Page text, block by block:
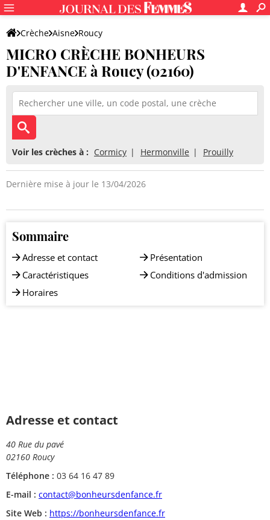
Crèche Aisne Roucy
MICRO CRÈCHE BONHEURS D'ENFANCE
MICRO CRÈCHE BONHEURS
D'ENFANCE à Roucy (02160)
Voir les crèches à : Cormicy Hermonville Prouilly
Dernière mise à jour le 13/04/2026
Sommaire
Adresse et contact
Caractéristiques
Horaires
Présentation
Conditions d'admission
Adresse et contact
40 Rue du pavé
02160 Roucy
Téléphone : 03 64 16 47 89
E-mail : contact@bonheursdenfance.fr
Site Web : https://bonheursdenfance.fr